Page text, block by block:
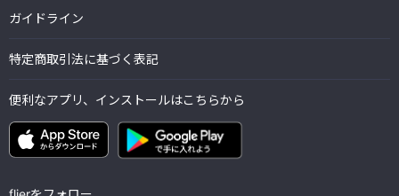
ガイドライン
特定商取引法に基づく表記
便利なアプリ、インストールはこちらから